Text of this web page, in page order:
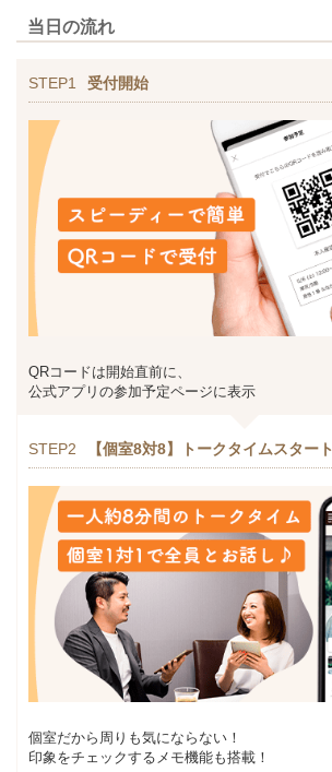
当日の流れ
STEP1 受付開始
QRコードは開始直前に、
公式アプリの参加予定ページに表示
STEP2 【個室8対8】トークタイムスタート
個室だから周りも気にならない！
印象をチェックするメモ機能も搭載！